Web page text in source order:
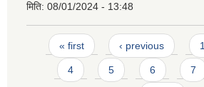
मिति: 08/01/2024 - 13:48
Pages
« first ‹ previous 1
4 5 6 7